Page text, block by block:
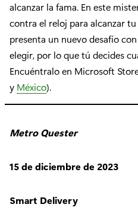
alcanzar la fama. En este
contra el reloj para alcanzar
presenta un nuevo desafío
elegir, por lo que tú decides
Encuéntralo en Microsoft
y México).
Metro Quester
15 de diciembre de 2023
Smart Delivery